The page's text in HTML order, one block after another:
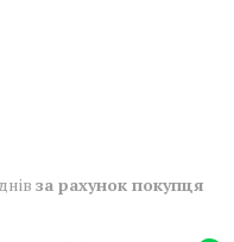
за рахунок покупця